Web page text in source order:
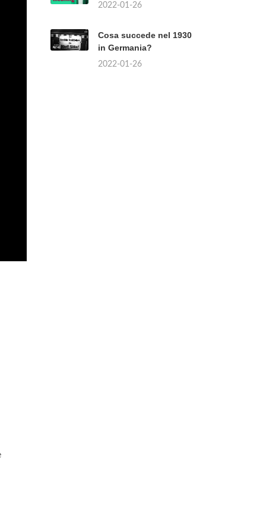
2022-01-26
Cosa succede nel 1930
in Germania?
2022-01-26